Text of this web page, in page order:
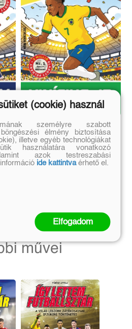
Vinícius Jr. - A
kezdetektől a világhírig
(Focihősök 2.0)
Matt Oldfield, Tom Oldfield
Kosárba
művei
(cookie) használ
személyre szabott
élmény biztosítása
illetve egyéb technológiákat
használatára vonatkozó
azok testreszabási
ide kattintvaérhető el.
Elfogadom